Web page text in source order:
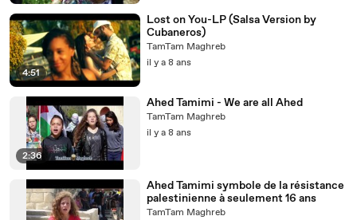
4:51
Lost on You-LP (Salsa Version by
Cubaneros)
TamTam Maghreb
il y a 8 ans
2:36
Ahed Tamimi - We are all Ahed
TamTam Maghreb
il y a 8 ans
Ahed Tamimi symbole de la résistance
palestinienne à seulement 16 ans
TamTam Maghreb